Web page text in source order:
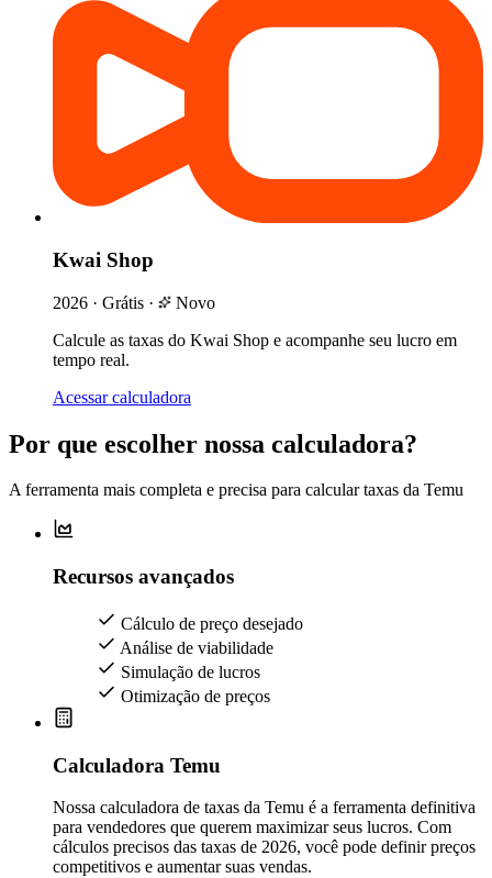
Kwai Shop
2026 · Grátis ·
Novo
Calcule as taxas do Kwai Shop e acompanhe seu lucro em
tempo real.
Acessar calculadora
Por que escolher nossa calculadora?
A ferramenta mais completa e precisa para calcular taxas da Temu
Recursos avançados
Cálculo de preço desejado
Análise de viabilidade
Simulação de lucros
Otimização de preços
Calculadora Temu
Nossa calculadora de taxas da Temu é a ferramenta definitiva
para vendedores que querem maximizar seus lucros. Com
cálculos precisos das taxas de 2026, você pode definir preços
competitivos e aumentar suas vendas.